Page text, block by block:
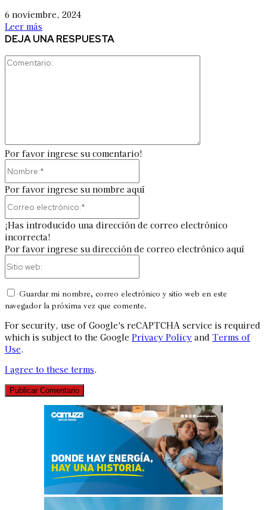
6 noviembre, 2024
Leer más
DEJA UNA RESPUESTA
Por favor ingrese su comentario!
Por favor ingrese su nombre aquí
¡Has introducido una dirección de correo electrónico
incorrecta!
Por favor ingrese su dirección de correo electrónico aquí
Guardar mi nombre, correo electrónico y sitio web en este
navegador la próxima vez que comente.
For security, use of Google's reCAPTCHA service is required
which is subject to the Google Privacy Policy and Terms of
Use.
I agree to these terms.